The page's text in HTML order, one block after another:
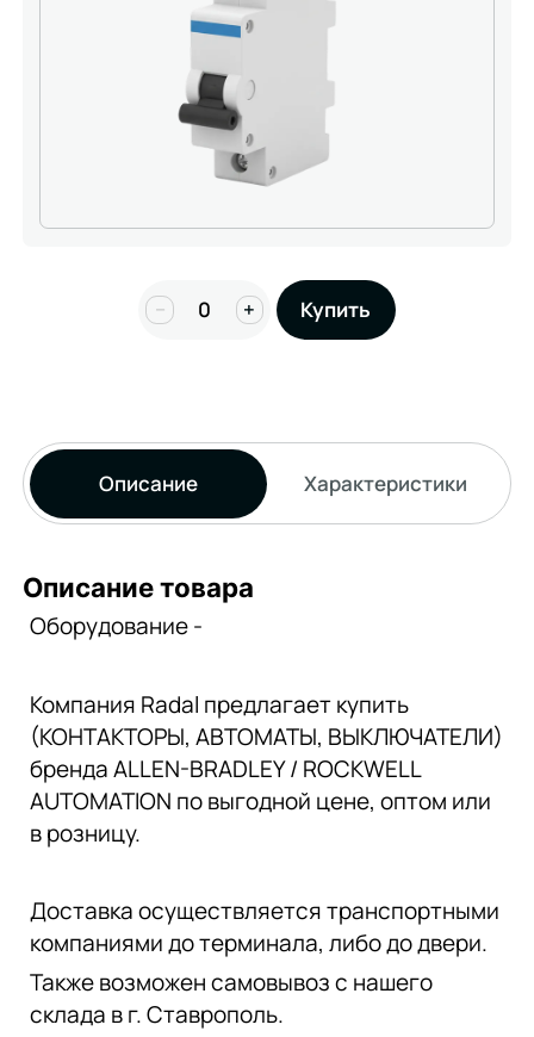
− + Купить
Описание Характеристики
Описание товара
Оборудование -
Компания Radal предлагает купить
(КОНТАКТОРЫ, АВТОМАТЫ, ВЫКЛЮЧАТЕЛИ)
бренда ALLEN-BRADLEY / ROCKWELL
AUTOMATION по выгодной цене, оптом или
в розницу.
Доставка осуществляется транспортными
компаниями до терминала, либо до двери.
Также возможен самовывоз с нашего
склада в г. Ставрополь.